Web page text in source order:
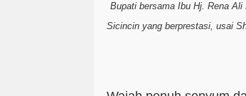
Bupati bersama Ibu Hj. Rena
Sicincin yang berprestasi, usai